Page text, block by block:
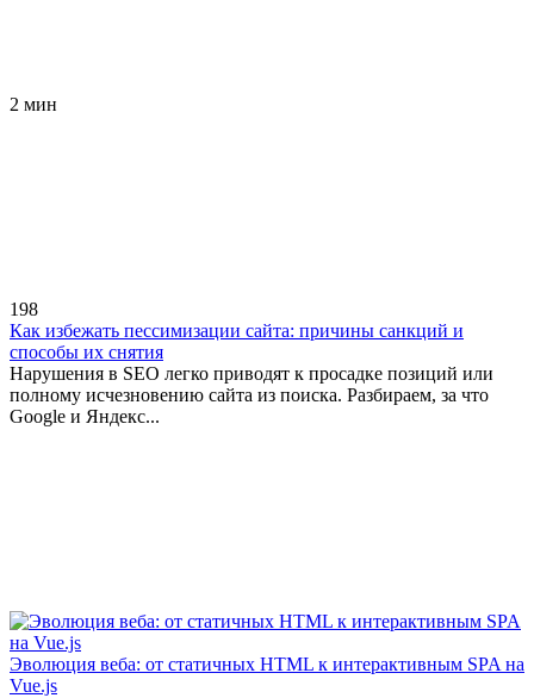
2 мин
198
Как избежать пессимизации сайта: причины санкций и
способы их снятия
Нарушения в SEO легко приводят к просадке позиций или
полному исчезновению сайта из поиска. Разбираем, за что
Google и Яндекс...
Эволюция веба: от статичных HTML к интерактивным SPA на
Vue.js